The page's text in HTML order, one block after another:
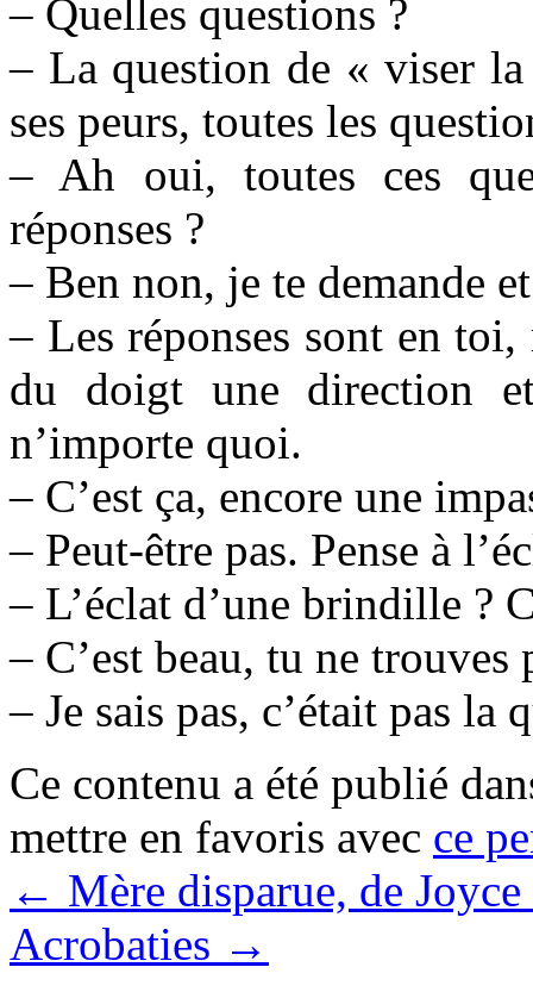
– Quelles questions ?
– La question de « viser
ses peurs, toutes les
– Ah oui, toutes ces
réponses ?
– Ben non, je te demande
– Les réponses sont en
du doigt une direction
n’importe quoi.
– C’est ça, encore une
– Peut-être pas. Pense à
– L’éclat d’une brindille ?
– C’est beau, tu ne trouves
– Je sais pas, c’était pas la
Ce contenu a été publié
mettre en favoris avec ce
← Mère disparue, de
Acrobaties →